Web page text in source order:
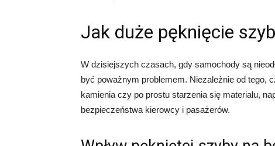
Jak duże pęknięcie
W dzisiejszych czasach, gdy samochody są
być poważnym problemem. Niezależnie od tego,
kamienia czy po prostu starzenia się materiału,
bezpieczeństwa kierowcy i pasażerów.